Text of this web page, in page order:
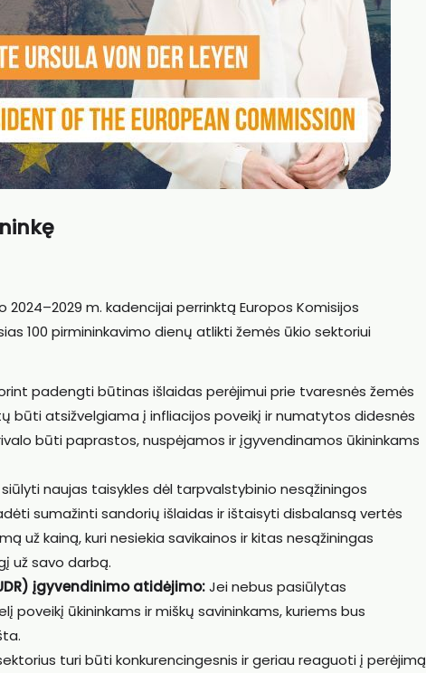
m. kadencijai perrinktą Europos Komisijos
100 pirmininkavimo dienų atlikti žemės ūkio sektoriui
padengti būtinas išlaidas perėjimui prie tvaresnės žemės
būti atsižvelgiama į infliacijos poveikį ir numatytos didesnės
būti paprastos, nuspėjamos ir įgyvendinamos ūkininkams
naujas taisykles dėl tarpvalstybinio nesąžiningos
sumažinti sandorių išlaidas ir ištaisyti disbalansą vertės
už kainą, kuri nesiekia savikainos ir kitas nesąžiningas
už savo darbą.
įgyvendinimo atidėjimo:Jei nebus pasiūlytas
ūkininkams ir miškų savininkams, kuriems bus
turi būti konkurencingesnis ir geriau reaguoti į perėjimą